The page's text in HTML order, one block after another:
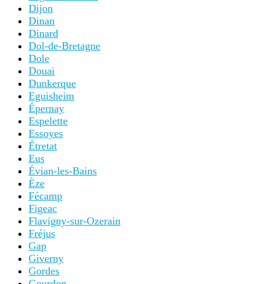
Dijon
Dinan
Dinard
Dol-de-Bretagne
Dole
Douai
Dunkerque
Eguisheim
Épernay
Espelette
Essoyes
Étretat
Eus
Évian-les-Bains
Èze
Fécamp
Figeac
Flavigny-sur-Ozerain
Fréjus
Gap
Giverny
Gordes